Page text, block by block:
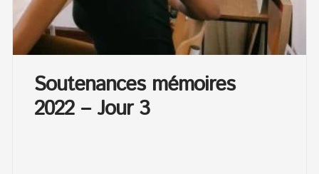
Soutenances mémoires
2022 – Jour 3